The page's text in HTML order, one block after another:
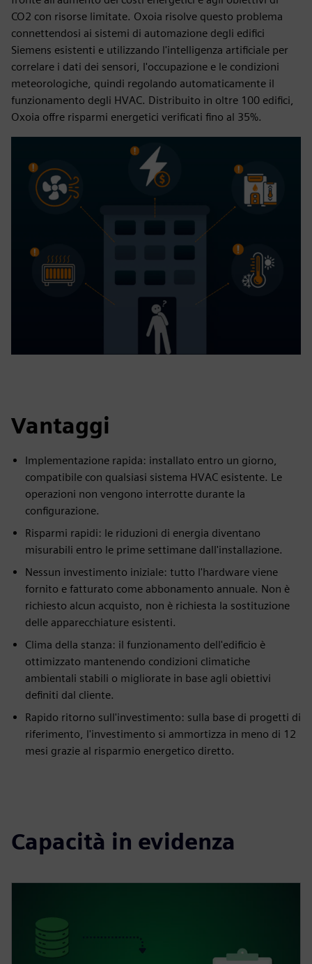
CO2 con risorse limitate. Oxoia risolve questo problema
connettendosi ai sistemi di automazione degli edifici
Siemens esistenti e utilizzando l'intelligenza artificiale per
correlare i dati dei sensori, l'occupazione e le condizioni
meteorologiche, quindi regolando automaticamente il
funzionamento degli HVAC. Distribuito in oltre 100 edifici,
Oxoia offre risparmi energetici verificati fino al 35%.
Vantaggi
Implementazione rapida: installato entro un giorno,
compatibile con qualsiasi sistema HVAC esistente. Le
operazioni non vengono interrotte durante la
configurazione.
Risparmi rapidi: le riduzioni di energia diventano
misurabili entro le prime settimane dall'installazione.
Nessun investimento iniziale: tutto l'hardware viene
fornito e fatturato come abbonamento annuale. Non è
richiesto alcun acquisto, non è richiesta la sostituzione
delle apparecchiature esistenti.
Clima della stanza: il funzionamento dell'edificio è
ottimizzato mantenendo condizioni climatiche
ambientali stabili o migliorate in base agli obiettivi
definiti dal cliente.
Rapido ritorno sull'investimento: sulla base di progetti di
riferimento, l'investimento si ammortizza in meno di 12
mesi grazie al risparmio energetico diretto.
Capacità in evidenza